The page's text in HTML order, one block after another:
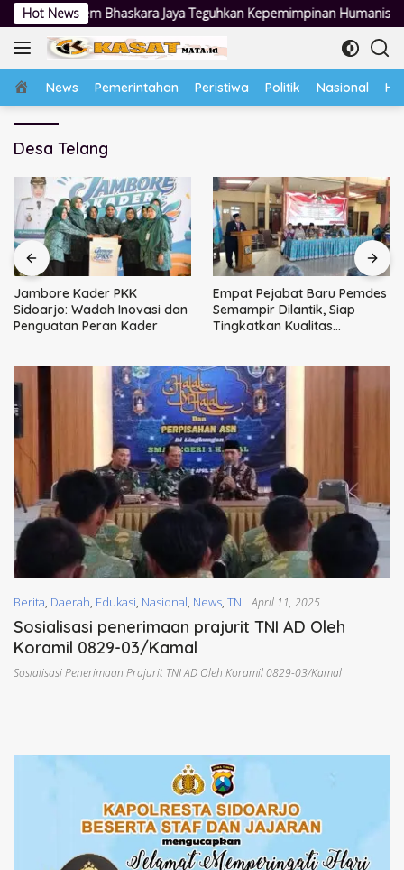
Langsung
ke
konten
Hot NewsJaya Teguhkan Kepemimpinan Humanis Jambore
Home
News Pemerintahan Peristiwa Politik Nasional
Desa Telang
Jambore Kader PKK
Sidoarjo: Wadah Inovasi dan
Penguatan Peran Kader
Empat Pejabat Baru Pemdes
Semampir Dilantik, Siap
Tingkatkan Kualitas
Berita, Daerah, Edukasi, Nasional, News, TNI April 11, 2025
Sosialisasi penerimaan prajurit TNI AD Oleh
Koramil 0829-03/Kamal
Sosialisasi Penerimaan Prajurit TNI AD Oleh Koramil 0829-03/Kamal